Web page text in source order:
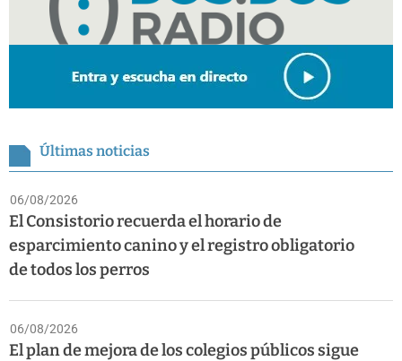
Últimas noticias
06/08/2026
El Consistorio recuerda el horario de
esparcimiento canino y el registro obligatorio
de todos los perros
06/08/2026
El plan de mejora de los colegios públicos sigue